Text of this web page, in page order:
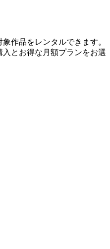
作品をレンタルできます。
とお得な月額プランをお選